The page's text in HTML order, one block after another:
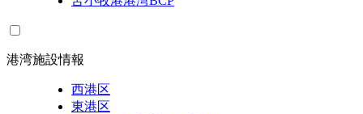
港湾施設情報
西港区
東港区